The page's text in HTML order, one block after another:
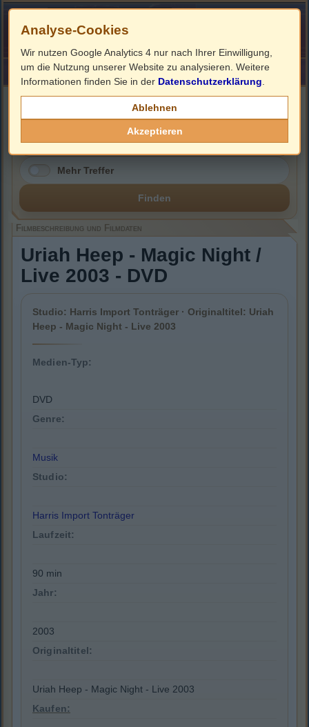
HOME ImpressumLinks
Filmbeschreibung, Cover & DVD Infos
Mehr Treffer
Finden
Filmbeschreibung und Filmdaten
Uriah Heep - Magic Night /
Live 2003 - DVD
Studio: Harris Import Tonträger · Originaltitel: Uriah
Heep - Magic Night - Live 2003
Medien-Typ:
DVD
Genre:
Musik
Studio:
Harris Import Tonträger
Laufzeit:
90 min
Jahr:
2003
Originaltitel:
Uriah Heep - Magic Night - Live 2003
Kaufen:
Analyse-Cookies
Wir nutzen Google Analytics 4 nur nach Ihrer Einwilligung,
um die Nutzung unserer Website zu analysieren. Weitere
Informationen finden Sie in der Datenschutzerklärung
Ablehnen
Akzeptieren